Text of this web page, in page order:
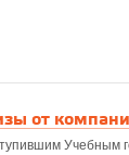
от
Учебным